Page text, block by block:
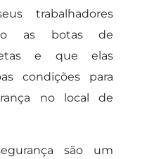
trabalhadores
as botas de
e que elas
condições para
no local de
são um